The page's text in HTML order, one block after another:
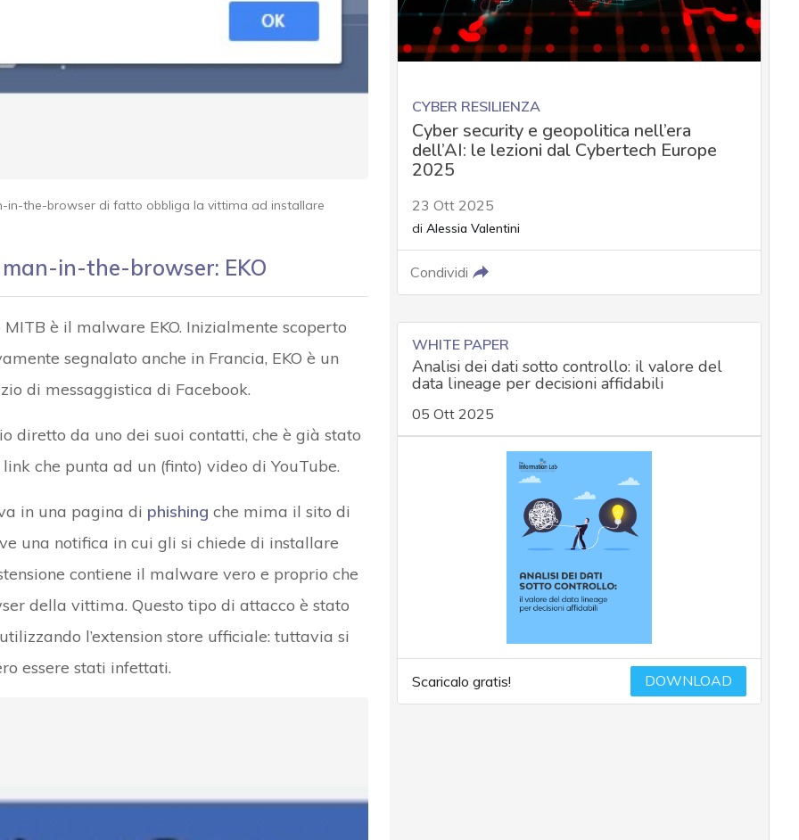
in-the-browser di fatto obbliga la vittima ad installare
in-the-browser: EKO
è il malware EKO. Inizialmente scoperto
segnalato anche in Francia, EKO è un
di messaggistica di Facebook.
diretto da uno dei suoi contatti, che è già stato
che punta ad un (finto) video di YouTube.
in una pagina di phishing che mima il sito di
una notifica in cui gli si chiede di installare
contiene il malware vero e proprio che
della vittima. Questo tipo di attacco è stato
l’extension store ufficiale: tuttavia si
essere stati infettati.
CYBER RESILIENZA
Cyber security e geopolitica nell’era
dell’AI: le lezioni dal Cybertech Europe
2025
23 Ott 2025
di Alessia Valentini
Condividi
WHITE PAPER
Analisi dei dati sotto controllo: il valore del
data lineage per decisioni affidabili
05 Ott 2025
Scaricalo gratis! DOWNLOAD